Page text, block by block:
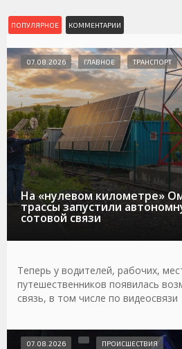
ПОПУЛЯРНОЕ КОММЕНТАРИИ
На «нулевом километре»
трассы запустили
сотовой связи
07.08.2026 ГЛАВНОЕ ТРАНСПОРТ
Теперь у водителей, рабочих,
путешественников появилась
связь, в том числе по видеосвязи
07.08.2026 ПРОИСШЕСТВИЯ